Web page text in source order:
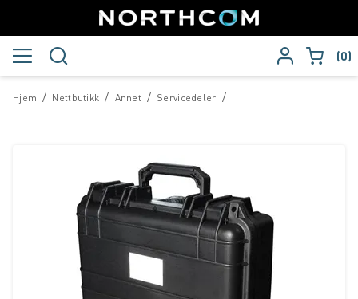
0
/
Hjem /
Nettbutikk /
Annet /
Servicedeler